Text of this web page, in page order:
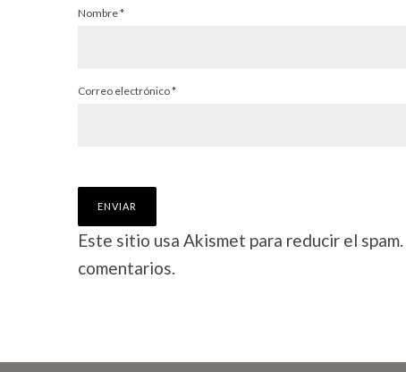
Nombre*
Correo electrónico*
Este sitio usa Akismet para reducir el spam.
comentarios.